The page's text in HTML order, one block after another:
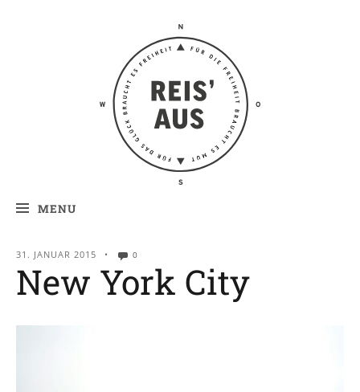
Reis' aus –
Reiseblog
MENU
31. JANUAR 2015 • 0
New York City